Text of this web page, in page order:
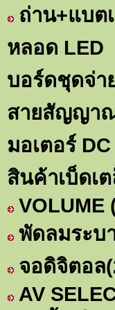
ถ่าน+แบต
หลอด LED
บอร์ดชุดจ่า
สายสัญญา
มอเตอร์
สินค้าเบ็ดเ
VOLUME
พัดลมระบ
จอดิจิตอล
AV